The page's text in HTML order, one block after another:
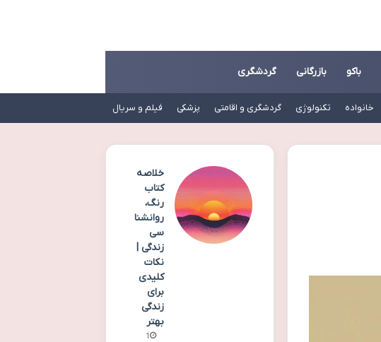
باکو بازرگانی گردشگری
خانواده تکنولوژی گردشگری و اقامتی پزشکی فیلم و سریال
خلاصه
کتاب
رنگ،
روانشنا
سی
زندگی |
نکات
کلیدی
برای
زندگی
بهتر
1